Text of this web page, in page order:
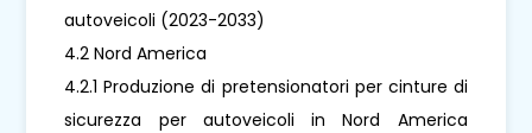
autoveicoli (2023-2033)
4.2 Nord America
4.2.1 Produzione di pretensionatori per cinture di
sicurezza per autoveicoli in Nord America